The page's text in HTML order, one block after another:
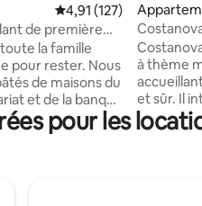
Note moyenne de 4,91
4,91 (127)
de première
la famille
pour rester. Nous
de maisons du
et de la banque
de la
la place, de la
thème
à thème
et sûr. Il intègre des détails inspirés du
style
ambiance
pour les